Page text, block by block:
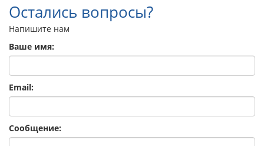
Остались вопросы?
Напишите нам
Ваше имя:
Email:
Сообщение: